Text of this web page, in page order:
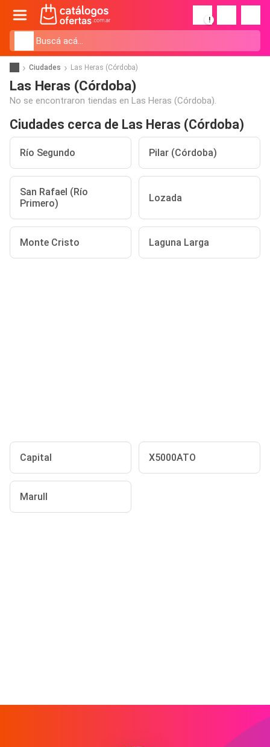
!
Ciudades Las Heras (Córdoba)
Las Heras (Córdoba)
No se encontraron tiendas en Las Heras (Córdoba).
Ciudades cerca de Las Heras (Córdoba)
Río Segundo Pilar (Córdoba)
San Rafael (Río
Primero)
Lozada
Monte Cristo Laguna Larga
Capital X5000ATO
Marull